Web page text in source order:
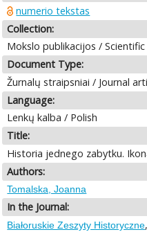
numerio tekstas
Collection:
Mokslo publikacijos /
Document Type:
Žurnalų straipsniai / Journal
Language:
Lenkų kalba / Polish
Title:
Historia jednego zabytku.
Authors:
Tomalska, Joanna
In the Journal:
Białoruskie Zeszyty Historyczne